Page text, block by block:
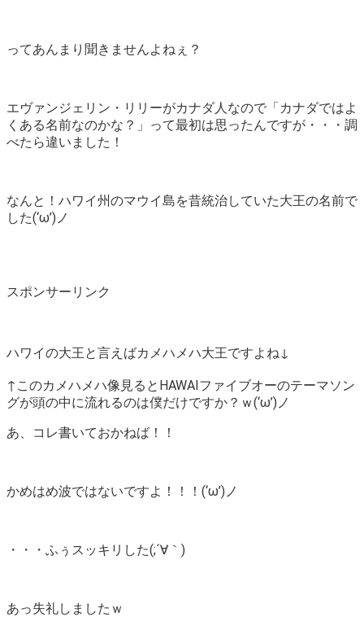
ってあんまり聞きませんよねぇ？
エヴァンジェリン・リリーがカナダ人なので「カナダではよ
くある名前なのかな？」って最初は思ったんですが・・・調
べたら違いました！
なんと！ハワイ州のマウイ島を昔統治していた大王の名前で
した(‘ω’)ノ
スポンサーリンク
ハワイの大王と言えばカメハメハ大王ですよね↓
↑このカメハメハ像見るとHAWAIファイブオーのテーマソン
グが頭の中に流れるのは僕だけですか？ｗ(‘ω’)ノ
あ、コレ書いておかねば！！
かめはめ波ではないですよ！！！(‘ω’)ノ
・・・ふぅスッキリした(;´∀｀)
あっ失礼しましたｗ